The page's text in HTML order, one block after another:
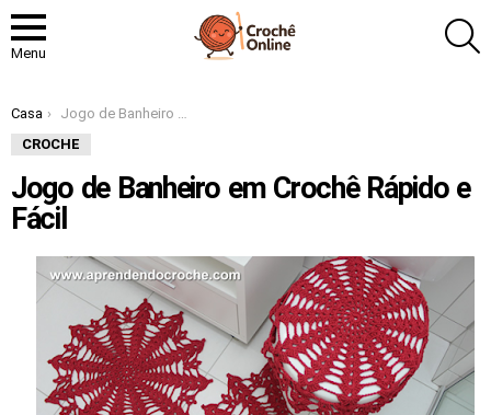
Menu
Você está aqui:
Casa
Jogo de Banheiro em Crochê Rápido e Fácil
CROCHE
Jogo de Banheiro em Crochê Rápido e
Fácil